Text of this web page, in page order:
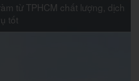
từ TPHCM chất lượng, dịch
tốt